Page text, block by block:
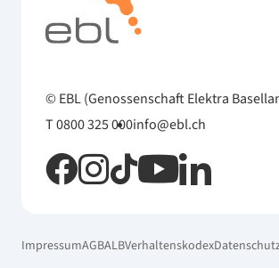
© EBL (Genossenschaft Elektra
T 0800 325 000info@ebl.ch
ImpressumAGBALBVerhaltenskodex